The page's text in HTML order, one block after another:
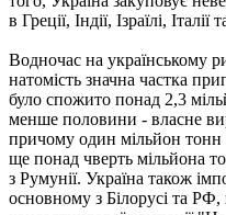
в Греції, Індії, Ізраїлі,
Водночас на українському
натомість значна частка
було спожито понад 2,3
менше половини - власне
причому один мільйон тонн
ще понад чверть мільйона
з Румунії. Україна також
основному з Білорусі та